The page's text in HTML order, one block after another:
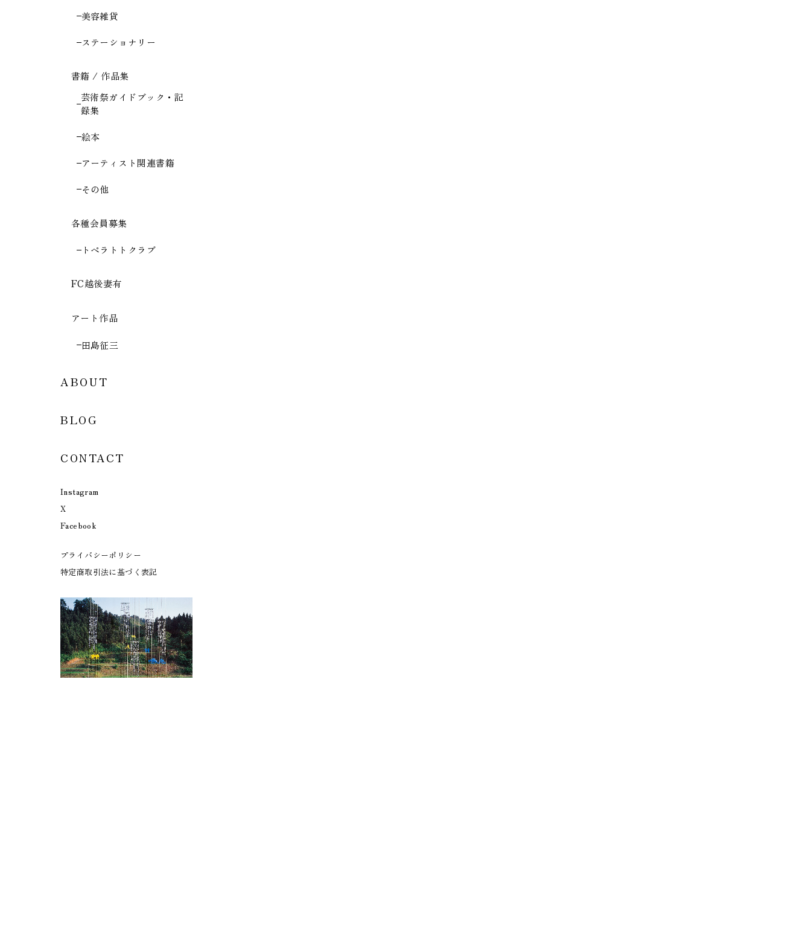
美容雑貨
ステーショナリー
書籍 / 作品集
芸術祭ガイドブック・記
録集
絵本
アーティスト関連書籍
その他
各種会員募集
トペラトトクラブ
FC越後妻有
アート作品
田島征三
ABOUT
BLOG
CONTACT
Instagram
X
Facebook
プライバシーポリシー
特定商取引法に基づく表記